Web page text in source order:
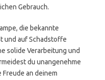
Gebrauch.
die bekannte
und auf Schadstoffe
solide Verarbeitung und
du unangenehme
an deinem